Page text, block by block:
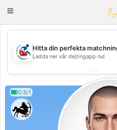
Handi
Toggle
💖
Hitta din perfekta
Ladda ner vår dejtingapp nu!
0.8/1